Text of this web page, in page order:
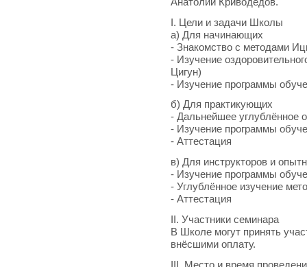
I. Цели и задачи Школы
а) Для начинающих
- Знакомство с методами
- Изучение
Цигун)
- Изучение программы
б) Для практикующих
- Дальнейшее углублённое
- Изучение программы
- Аттестация
в) Для инструкторов и
- Изучение программы
- Углублённое изучение
- Аттестация
II. Участники семинара
В Школе могут принять
внёсшими оплату.